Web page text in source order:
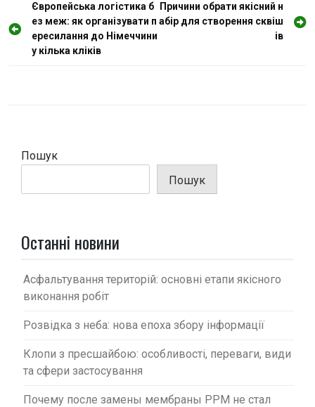
а
Європейська логістика б
ез меж: як організувати п
ересилання до Німеччини
у кілька кліків
Причини обрати якісний н
абір для створення сквіш
ів
Пошук
Пошук
Останні новини
Асфальтування територій: основні етапи якісного
виконання робіт
Розвідка з неба: нова епоха збору інформації
Клопи з пресшайбою: особливості, переваги, види
та сфери застосування
Почему после замены мембраны PPM не стал